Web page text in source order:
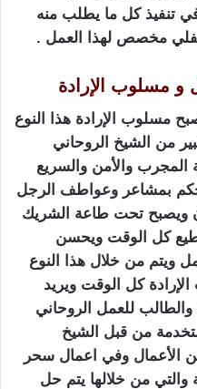
تنفيذ كل ما يطلب منه
مخصص لهذا العمل .
و مسلوب الإرادة
مسلوب الإرادة هذا النوع
من الشيخ الروحاني
والأمن والسريع
بمشاعر وعواطف الرجل
ويصبح تحت طاعة الشريك
كل الوقت ويحسن
ويتم من خلال هذا النوع
كل الوقت ويريد
للعمل الروحاني
من قبل الشيخ
الأعمال وفي اعمال سحر
من خلالها يتم حل